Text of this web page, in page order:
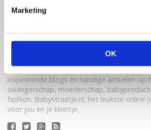
Marketing
OK
Babystraatje.nl is een uniek platform voor
jonge moeders. Een online
inspirerende blogs en handige artikelen op
zwangerschap, moederschap,
fashion. Babystraatje.nl, het leukste online
voor jou en je kleintje.